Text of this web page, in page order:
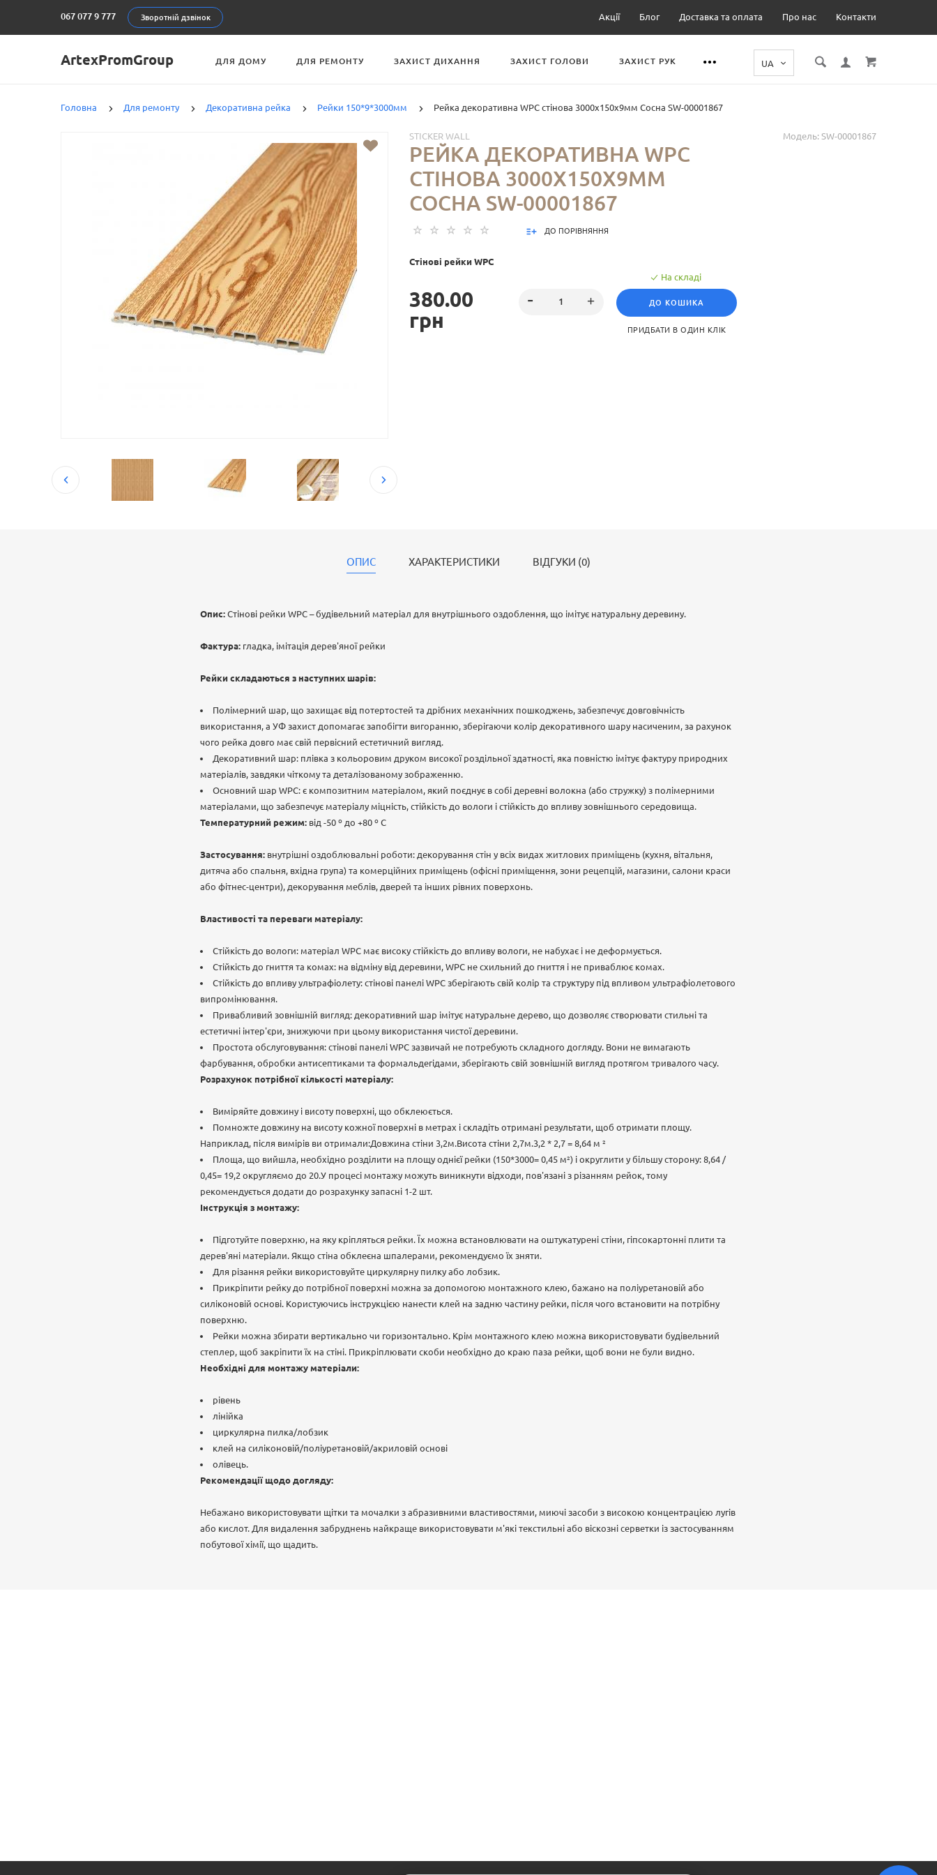
067 077 9 777 Зворотній дзвінок Акції Блог Доставка та оплата Про нас Контакти
ArtexPromGroup ДЛЯ ДОМУ ДЛЯ РЕМОНТУ ЗАХИСТ ДИХАННЯ ЗАХИСТ ГОЛОВИ ЗАХИСТ РУК
Головна Для ремонту Декоративна рейка Рейки 150*9*3000мм Рейка декоративна WPC стінова 3000х150х9мм Сосна SW-00001867
Модель: SW-00001867
STICKER WALL
РЕЙКА ДЕКОРАТИВНА WPC
СТІНОВА 3000Х150Х9ММ
СОСНА SW-00001867
ДО ПОРІВНЯННЯ
Стінові рейки WPC
380.00
грн
На складі
ДО КОШИКА
ПРИДБАТИ В ОДИН КЛІК
ОПИС ХАРАКТЕРИСТИКИ ВІДГУКИ (0)
Опис: Стінові рейки WPC – будівельний матеріал для внутрішнього оздоблення, що імітує натуральну деревину.
Фактура: гладка, імітація дерев'яної рейки
Рейки складаються з наступних шарів:
Полімерний шар, що захищає від потертостей та дрібних механічних пошкоджень, забезпечує довговічність
використання, а УФ захист допомагає запобігти вигоранню, зберігаючи колір декоративного шару насиченим, за рахунок
чого рейка довго має свій первісний естетичний вигляд.
Декоративний шар: плівка з кольоровим друком високої роздільної здатності, яка повністю імітує фактуру природних
матеріалів, завдяки чіткому та деталізованому зображенню.
Основний шар WPC: є композитним матеріалом, який поєднує в собі деревні волокна (або стружку) з полімерними
матеріалами, що забезпечує матеріалу міцність, стійкість до вологи і стійкість до впливу зовнішнього середовища.
Температурний режим: від -50 º до +80 º С
Застосування: внутрішні оздоблювальні роботи: декорування стін у всіх видах житлових приміщень (кухня, вітальня,
дитяча або спальня, вхідна група) та комерційних приміщень (офісні приміщення, зони рецепцій, магазини, салони краси
або фітнес-центри), декорування меблів, дверей та інших рівних поверхонь.
Властивості та переваги матеріалу:
Стійкість до вологи: матеріал WPC має високу стійкість до впливу вологи, не набухає і не деформується.
Стійкість до гниття та комах: на відміну від деревини, WPC не схильний до гниття і не приваблює комах.
Стійкість до впливу ультрафіолету: стінові панелі WPC зберігають свій колір та структуру під впливом ультрафіолетового
випромінювання.
Привабливий зовнішній вигляд: декоративний шар імітує натуральне дерево, що дозволяє створювати стильні та
естетичні інтер'єри, знижуючи при цьому використання чистої деревини.
Простота обслуговування: стінові панелі WPC зазвичай не потребують складного догляду. Вони не вимагають
фарбування, обробки антисептиками та формальдегідами, зберігають свій зовнішній вигляд протягом тривалого часу.
Розрахунок потрібної кількості матеріалу:
Виміряйте довжину і висоту поверхні, що обклеюється.
Помножте довжину на висоту кожної поверхні в метрах і складіть отримані результати, щоб отримати площу.
Наприклад, після вимірів ви отримали:Довжина стіни 3,2м.Висота стіни 2,7м.3,2 * 2,7 = 8,64 м ²
Площа, що вийшла, необхідно розділити на площу однієї рейки (150*3000= 0,45 м²) і округлити у більшу сторону: 8,64 /
0,45= 19,2 округляємо до 20.У процесі монтажу можуть виникнути відходи, пов'язані з різанням рейок, тому
рекомендується додати до розрахунку запасні 1-2 шт.
Інструкція з монтажу:
Підготуйте поверхню, на яку кріпляться рейки. Їх можна встановлювати на оштукатурені стіни, гіпсокартонні плити та
дерев'яні матеріали. Якщо стіна обклеєна шпалерами, рекомендуємо їх зняти.
Для різання рейки використовуйте циркулярну пилку або лобзик.
Прикріпити рейку до потрібної поверхні можна за допомогою монтажного клею, бажано на поліуретановій або
силіконовій основі. Користуючись інструкцією нанести клей на задню частину рейки, після чого встановити на потрібну
поверхню.
Рейки можна збирати вертикально чи горизонтально. Крім монтажного клею можна використовувати будівельний
степлер, щоб закріпити їх на стіні. Прикріплювати скоби необхідно до краю паза рейки, щоб вони не були видно.
Необхідні для монтажу матеріали:
рівень
лінійка
циркулярна пилка/лобзик
клей на силіконовій/поліуретановій/акриловій основі
олівець.
Рекомендації щодо догляду:
Небажано використовувати щітки та мочалки з абразивними властивостями, миючі засоби з високою концентрацією лугів
або кислот. Для видалення забруднень найкраще використовувати м'які текстильні або віскозні серветки із застосуванням
побутової хімії, що щадить.